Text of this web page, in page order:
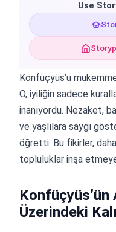
Use
Konfüçyüs’ü
O, iyiliğin sadece
inanıyordu. Nezaket,
ve yaşlılara saygı
öğretti. Bu fikirler,
topluluklar inşa
Konfüçyüs’ün
Üzerindeki